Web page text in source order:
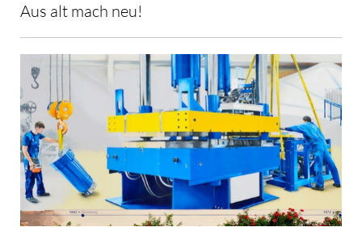
Aus alt mach neu!